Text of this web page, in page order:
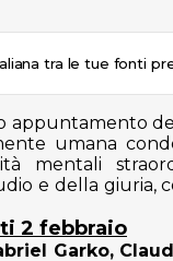
tra le tue fonti
appuntamento
umana
mentali
e della giuria,
2 febbraio
Garko,